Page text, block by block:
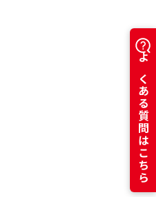
よくある質問はこちら